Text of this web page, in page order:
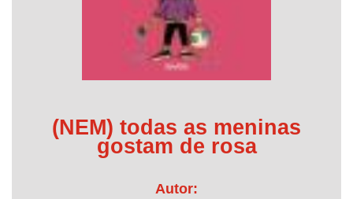
(NEM) todas as meninas
gostam de rosa
Autor: